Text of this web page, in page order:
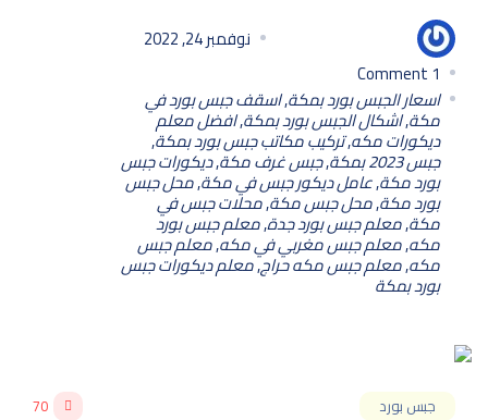
نوفمبر 24, 2022
1
اسعار الجبس بورد بمكة,اسقف جبس بورد في
مكة,اشكال الجبس بورد بمكة,افضل معلم
ديكورات مكه,تركيب مكاتب جبس بورد بمكة,
جبس 2023 بمكة ,جبس غرف مكة,ديكورات جبس
بورد مكة,عامل ديكور جبس في مكة,محل جبس
بورد مكة,محل جبس مكة,محلات جبس في
مكة,معلم جبس بورد جدة,معلم جبس بورد
مكه,معلم جبس مغربي في مكه,معلم جبس
مكه,معلم جبس مكه حراج,معلم ديكورات جبس
بورد بمكة
جبس بورد 70